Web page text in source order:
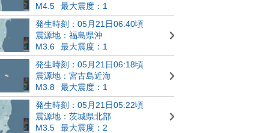
M4.5
最大震度：1
発生時刻：05月21日06:40頃
震源地：福島県沖
M3.6
最大震度：1
発生時刻：05月21日06:18頃
震源地：宮古島近海
M3.8
最大震度：1
発生時刻：05月21日05:22頃
震源地：茨城県北部
M3.5
最大震度：2